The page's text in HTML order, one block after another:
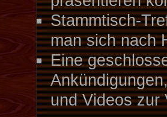
Stammtisch-
man sich nach
Eine
und Videos zur